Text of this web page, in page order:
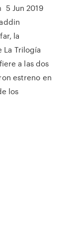
5 Jun 2019
la
Trilogía
a las dos
estreno en
los